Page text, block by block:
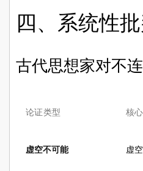
四、系统性
古代思想家对不
论证类型 核
虚空不可能 虚